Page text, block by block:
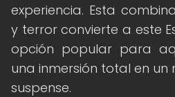
experiencia. Esta
y terror convierte a este
opción popular para
una inmersión total en un
suspense.